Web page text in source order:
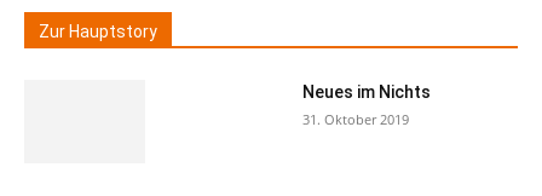
Zur Hauptstory
Neues im Nichts
31. Oktober 2019